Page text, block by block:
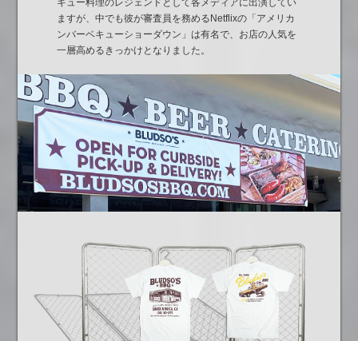
キュー料理のレジェンドとして各メディアに出演してい
ますが、中でも彼が審査員を務めるNetflixの「アメリカ
ンバーベキューショーダウン」は有名で、お店の人気を
一層高めるきっかけとなりました。